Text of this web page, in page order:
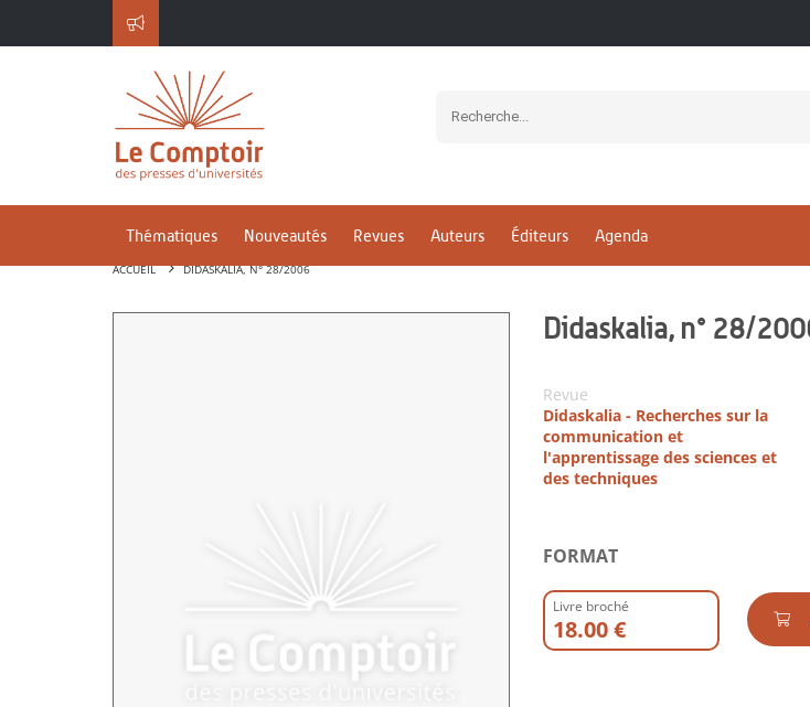
Thématiques Nouveautés Revues Auteurs Éditeurs Agenda
ACCUEIL DIDASKALIA, N° 28/2006
Didaskalia, n° 28/
Revue
Didaskalia - Recherches sur la
communication et
l'apprentissage des sciences et
des techniques
FORMAT
Livre broché
18.00 €